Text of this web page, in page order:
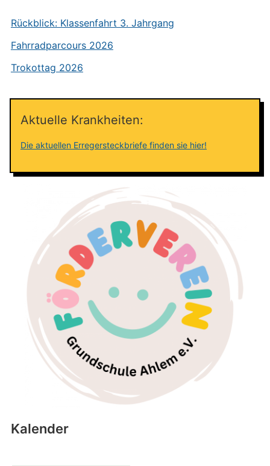
Rückblick: Klassenfahrt 3. Jahrgang
Fahrradparcours 2026
Trokottag 2026
Aktuelle Krankheiten:
Die aktuellen Erregersteckbriefe finden sie hier!
Kalender